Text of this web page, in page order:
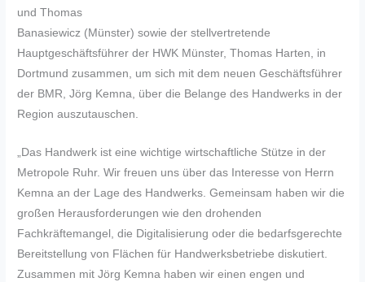
und Thomas
Banasiewicz (Münster) sowie der stellvertretende
Hauptgeschäftsführer der HWK Münster, Thomas Harten, in
Dortmund zusammen, um sich mit dem neuen Geschäftsführer
der BMR, Jörg Kemna, über die Belange des Handwerks in der
Region auszutauschen.
„Das Handwerk ist eine wichtige wirtschaftliche Stütze in der
Metropole Ruhr. Wir freuen uns über das Interesse von Herrn
Kemna an der Lage des Handwerks. Gemeinsam haben wir die
großen Herausforderungen wie den drohenden
Fachkräftemangel, die Digitalisierung oder die bedarfsgerechte
Bereitstellung von Flächen für Handwerksbetriebe diskutiert.
Zusammen mit Jörg Kemna haben wir einen engen und